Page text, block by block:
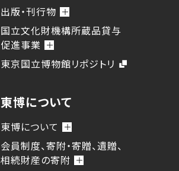
出版・刊行物
国立文化財機構所蔵品貸与
促進事業
東京国立博物館リポジトリ
東博について
東博について
会員制度、寄附・寄贈、遺贈、
相続財産の寄附